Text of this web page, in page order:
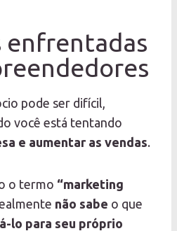
enfrentadas
pode ser difícil,
você está tentando
e aumentar as vendas.
o termo “marketing
não sabe o que
lo para seu próprio